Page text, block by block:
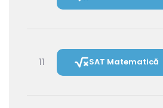
11 SAT Matematică